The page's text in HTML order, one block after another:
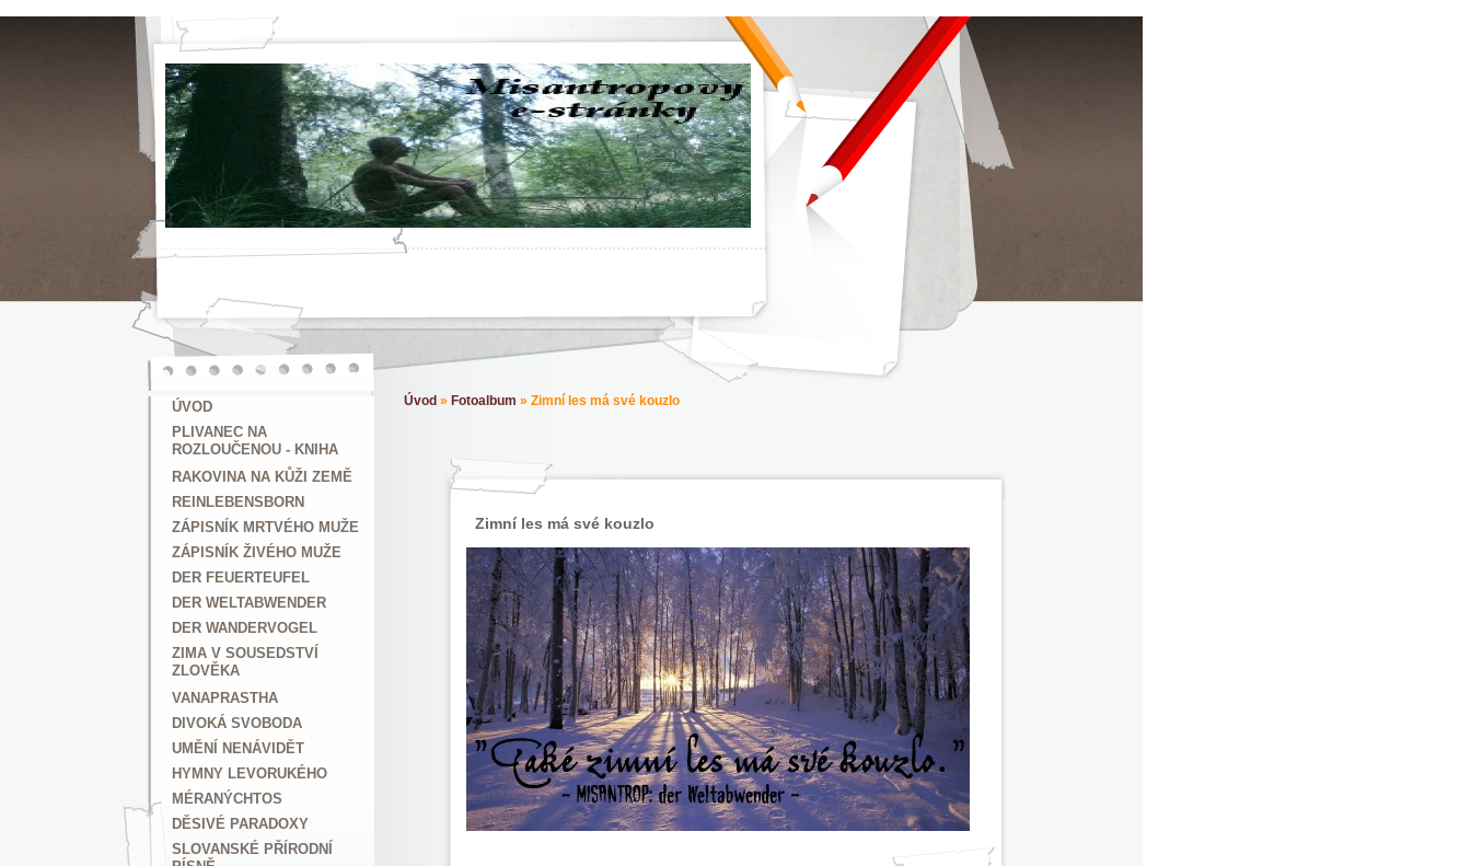
ÚVOD
PLIVANEC NA
ROZLOUČENOU - KNIHA
RAKOVINA NA KŮŽI ZEMĚ
REINLEBENSBORN
ZÁPISNÍK MRTVÉHO MUŽE
ZÁPISNÍK ŽIVÉHO MUŽE
DER FEUERTEUFEL
DER WELTABWENDER
DER WANDERVOGEL
ZIMA V SOUSEDSTVÍ
ZLOVĚKA
VANAPRASTHA
DIVOKÁ SVOBODA
UMĚNÍ NENÁVIDĚT
HYMNY LEVORUKÉHO
MÉRANÝCHTOS
DĚSIVÉ PARADOXY
SLOVANSKÉ PŘÍRODNÍ
Úvod » Fotoalbum » Zimní les má své kouzlo
Zimní les má své kouzlo